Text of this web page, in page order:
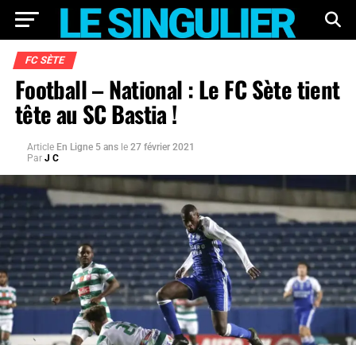
FC SÈTE
Football – National : Le FC Sète tient
tête au SC Bastia !
Article En Ligne 5 ans le 27 février 2021
Par J C